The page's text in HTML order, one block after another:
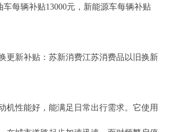
每辆补贴13000元，新能源车每辆补贴
新补贴：苏新消费江苏消费品以旧换新
性能好，能满足日常出行需求。它使用